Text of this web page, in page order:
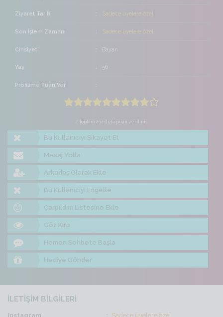
Ziyaret Tarihi Sadece üyelere özel
Son İşlem Zamanı Sadece üyelere özel
Cinsiyeti Bayan
Yaş 56
Profilime Puan Ver
/ Toplam 294 defa puan verilmiş
Bu Kullanıcıyı Şikayet Et
Mesaj Yolla
Arkadaş Olarak Ekle
Bu Kullanıcıyı Engelle
Çarpıldım Listesine Ekle
Göz Kırp
Hemen Sohbete Başla
Hediye Gönder
İLETİŞİM BİLGİLERİ
Instagram
Sadece üyelere özel